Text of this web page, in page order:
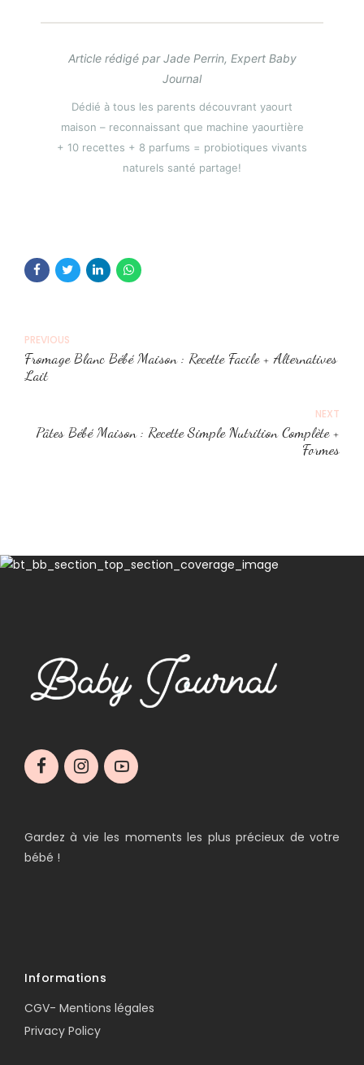
Article rédigé par Jade Perrin, Expert Baby
Journal
Dédié à tous les parents découvrant yaourt
maison – reconnaissant que machine yaourtière
+ 10 recettes + 8 parfums = probiotiques vivants
naturels santé partage!
PREVIOUS
Fromage Blanc Bébé Maison : Recette Facile + Alternatives
Lait
NEXT
Pâtes Bébé Maison : Recette Simple Nutrition Complète +
Formes
Gardez à vie les moments les plus précieux de votre
bébé !
Informations
CGV- Mentions légales
Privacy Policy